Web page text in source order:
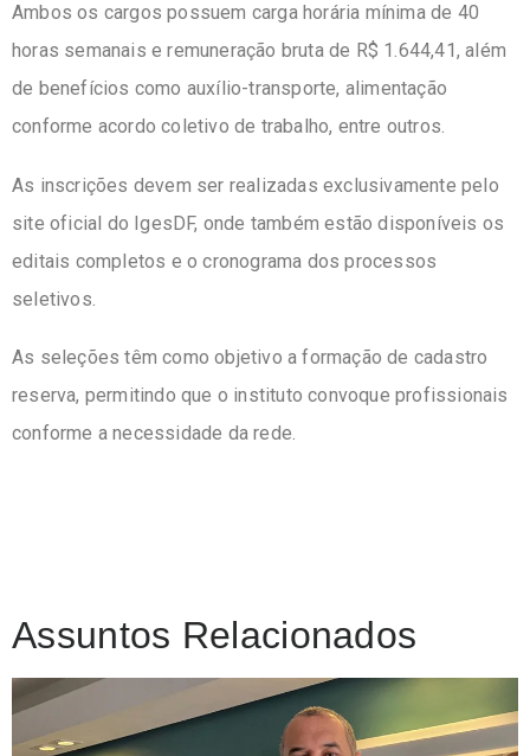
Ambos os cargos possuem carga horária mínima de 40
horas semanais e remuneração bruta de R$ 1.644,41, além
de benefícios como auxílio-transporte, alimentação
conforme acordo coletivo de trabalho, entre outros.
As inscrições devem ser realizadas exclusivamente pelo
site oficial do IgesDF, onde também estão disponíveis os
editais completos e o cronograma dos processos
seletivos.
As seleções têm como objetivo a formação de cadastro
reserva, permitindo que o instituto convoque profissionais
conforme a necessidade da rede.
Assuntos Relacionados